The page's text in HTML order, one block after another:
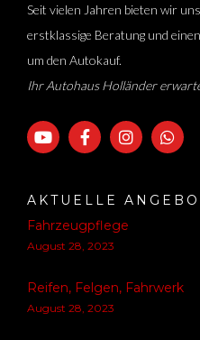
Seit vielen Jahren bieten wir
erstklassige Beratung und
um den Autokauf.
Ihr Autohaus Holländer
AKTUELLE
Fahrzeugpflege
August 28, 2023
Reifen, Felgen, Fahrwerk
August 28, 2023